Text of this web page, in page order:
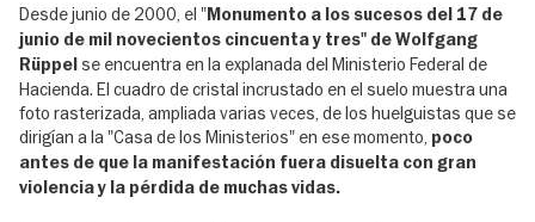
Desde junio de 2000, el "Monumento a los sucesos del 17 de
junio de mil novecientos cincuenta y tres" de Wolfgang
Rüppel se encuentra en la explanada del Ministerio Federal de
Hacienda. El cuadro de cristal incrustado en el suelo muestra una
foto rasterizada, ampliada varias veces, de los huelguistas que se
dirigían a la "Casa de los Ministerios" en ese momento, poco
antes de que la manifestación fuera disuelta con gran
violencia y la pérdida de muchas vidas.